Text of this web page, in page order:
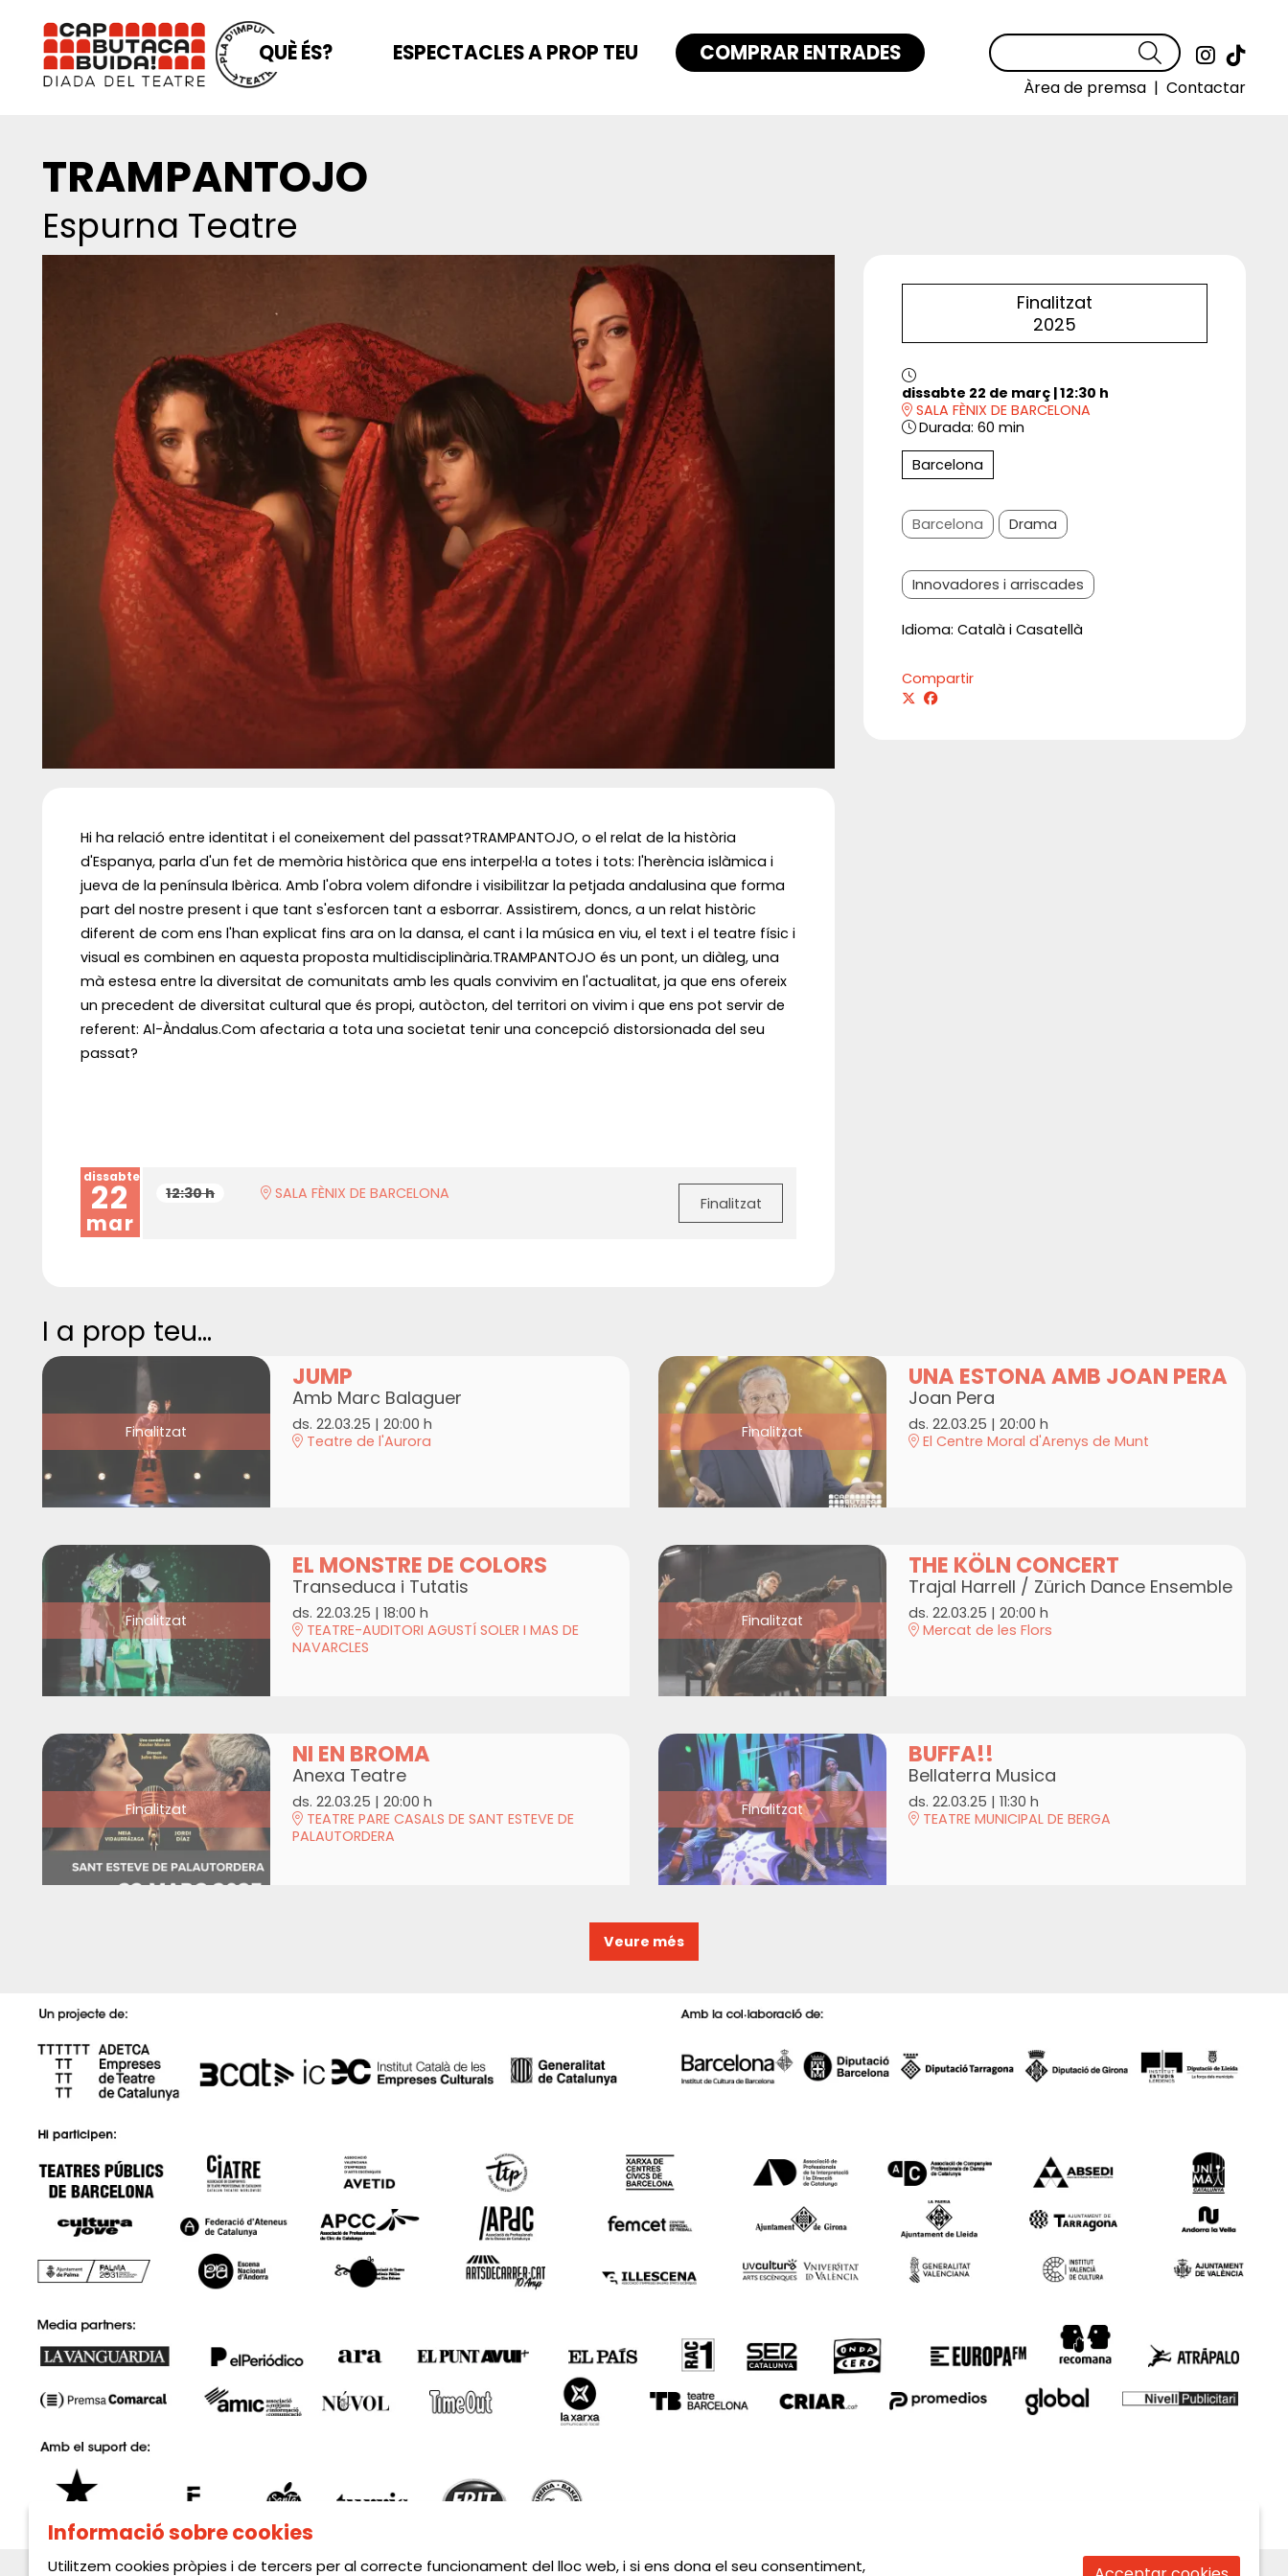
Link a
Cercar
Àrea de premsa | Contactar
QUÈ ÉS? ESPECTACLES A PROP TEU COMPRAR ENTRADES
TRAMPANTOJO
Espurna Teatre
Finalitzat
2025
dissabte 22 de març |12:30 h
SALA FÈNIX DE BARCELONA
Durada: 60 min
Barcelona
Barcelona Drama
Innovadores i arriscades
Idioma: Català i Casatellà
Compartir
Hi ha relació entre identitat i el coneixement del passat?TRAMPANTOJO, o el relat de la història
d'Espanya, parla d'un fet de memòria històrica que ens interpel·la a totes i tots: l'herència islàmica i
jueva de la península Ibèrica. Amb l'obra volem difondre i visibilitzar la petjada andalusina que forma
part del nostre present i que tant s'esforcen tant a esborrar. Assistirem, doncs, a un relat històric
diferent de com ens l'han explicat fins ara on la dansa, el cant i la música en viu, el text i el teatre físic i
visual es combinen en aquesta proposta multidisciplinària.TRAMPANTOJO és un pont, un diàleg, una
mà estesa entre la diversitat de comunitats amb les quals convivim en l'actualitat, ja que ens ofereix
un precedent de diversitat cultural que és propi, autòcton, del territori on vivim i que ens pot servir de
referent: Al-Àndalus.Com afectaria a tota una societat tenir una concepció distorsionada del seu
passat?
dissabte
22
mar
12:30 h SALA FÈNIX DE BARCELONA
Finalitzat
I a prop teu...
Finalitzat
JUMP
Amb Marc Balaguer
ds. 22.03.25 | 20:00 h
Teatre de l'Aurora
Finalitzat
UNA ESTONA AMB JOAN PERA
Joan Pera
ds. 22.03.25 | 20:00 h
El Centre Moral d'Arenys de Munt
Finalitzat
EL MONSTRE DE COLORS
Transeduca i Tutatis
ds. 22.03.25 | 18:00 h
TEATRE-AUDITORI AGUSTÍ SOLER I MAS DE
NAVARCLES
Finalitzat
THE KÖLN CONCERT
Trajal Harrell / Zürich Dance Ensemble
ds. 22.03.25 | 20:00 h
Mercat de les Flors
Finalitzat
NI EN BROMA
Anexa Teatre
ds. 22.03.25 | 20:00 h
TEATRE PARE CASALS DE SANT ESTEVE DE
PALAUTORDERA
Finalitzat
BUFFA!!
Bellaterra Musica
ds. 22.03.25 | 11:30 h
TEATRE MUNICIPAL DE BERGA
Veure més
Sitemap | Avís Legal | Política de privacitat | Contactar
Informació sobre cookies
Utilitzem cookies pròpies i de tercers per al correcte funcionament del lloc web, i si ens dona el seu consentiment,